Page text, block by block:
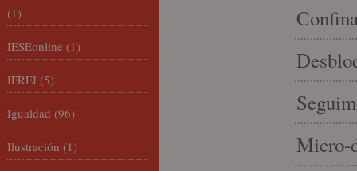
Micro-
(1)
IESEonline (1)
IFREI (5)
Igualdad (96)
Ilustración (1)